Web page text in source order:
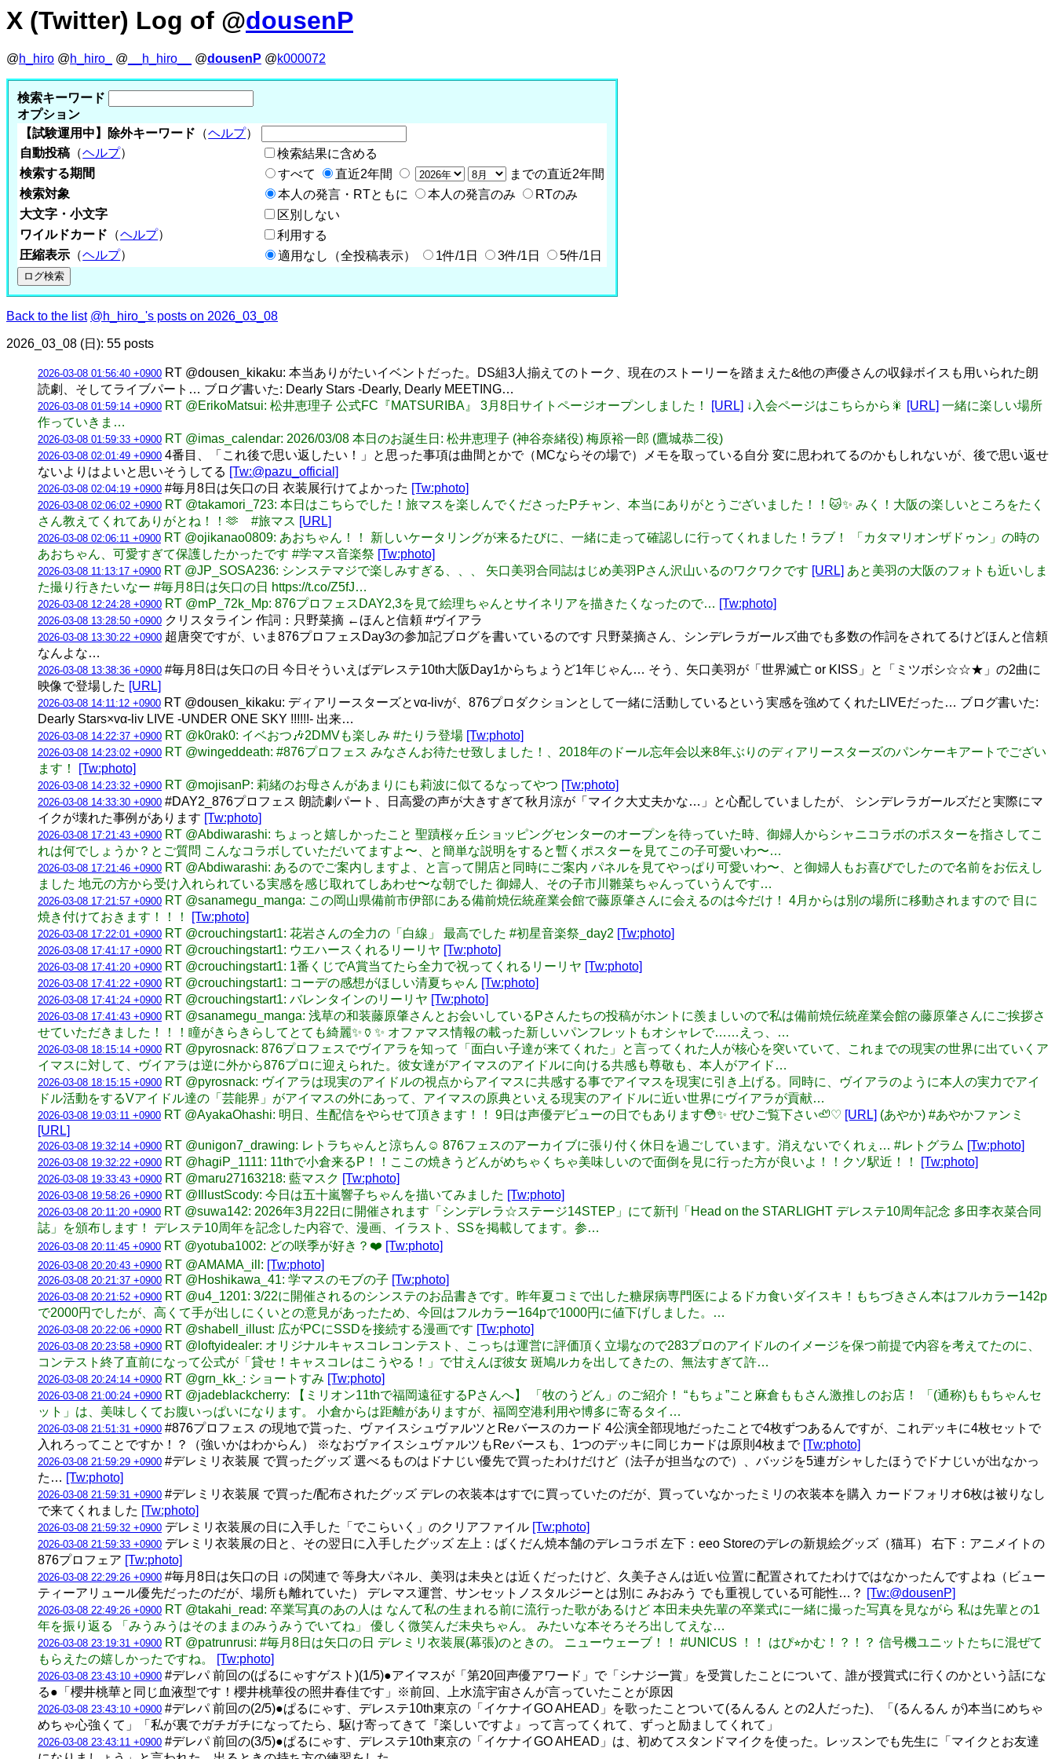
X (Twitter) Log of @dousenP
@h_hiro @h_hiro_ @ __h_hiro__ @dousenP @k000072
検索キーワード
オプション
【試験運用中】除外キーワード （ヘルプ）
自動投稿 （ヘルプ）
検索結果に含める
検索する期間
すべて 直近2年間
までの直近2年間
検索対象
本人の発言・RTともに 本人の発言のみ
RTのみ
大文字・小文字
区別しない
ワイルドカード （ヘルプ）
利用する
圧縮表示 （ヘルプ） 適用なし（全投稿表示） 1件/1日 3件/1日 5件/1日
Back to the list @h_hiro_'s posts on 2026_03_08
2026_03_08 (日): 55 posts
2026-03-08 01:56:40 +0900 RT @dousen_kikaku: 本当ありがたいイベントだった。DS組3人揃えてのトーク、現在のストーリーを踏まえた&他の声優さんの収録ボイスも用いられた朗
読劇、そしてライブパート… ブログ書いた: Dearly Stars -Dearly, Dearly MEETING…
2026-03-08 01:59:14 +0900 RT @ErikoMatsui: 松井恵理子 公式FC『MATSURIBA』 3月8日サイトページオープンしました！ [URL] ↓入会ページはこちらから🎇 [URL] 一緒に楽しい場所
作っていきま…
2026-03-08 01:59:33 +0900 RT @imas_calendar: 2026/03/08 本日のお誕生日: 松井恵理子 (神谷奈緒役) 梅原裕一郎 (鷹城恭二役)
2026-03-08 02:01:49 +0900 4番目、「これ後で思い返したい！」と思った事項は曲間とかで（MCならその場で）メモを取っている自分 変に思われてるのかもしれないが、後で思い返せ
ないよりはよいと思いそうしてる [Tw:@pazu_official]
2026-03-08 02:04:19 +0900 #毎月8日は矢口の日 衣装展行けてよかった [Tw:photo]
2026-03-08 02:06:02 +0900 RT @takamori_723: 本日はこちらでした！旅マスを楽しんでくださったPチャン、本当にありがとうございました！！🐱✨ みく！大阪の楽しいところをたく
さん教えてくれてありがとね！！🫶 #旅マス [URL]
2026-03-08 02:06:11 +0900 RT @ojikanao0809: あおちゃん！！ 新しいケータリングが来るたびに、一緒に走って確認しに行ってくれました！ラブ！ 「カタマリオンザドゥン」の時の
あおちゃん、可愛すぎて保護したかったです #学マス音楽祭 [Tw:photo]
2026-03-08 11:13:17 +0900 RT @JP_SOSA236: シンステマジで楽しみすぎる、、、 矢口美羽合同誌はじめ美羽Pさん沢山いるのワクワクです [URL] あと美羽の大阪のフォトも近いしま
た撮り行きたいなー #毎月8日は矢口の日 https://t.co/Z5fJ…
2026-03-08 12:24:28 +0900 RT @mP_72k_Mp: 876プロフェスDAY2,3を見て絵理ちゃんとサイネリアを描きたくなったので… [Tw:photo]
2026-03-08 13:28:50 +0900 クリスタライン 作詞：只野菜摘 ←ほんと信頼 #ヴイアラ
2026-03-08 13:30:22 +0900 超唐突ですが、いま876プロフェスDay3の参加記ブログを書いているのです 只野菜摘さん、シンデレラガールズ曲でも多数の作詞をされてるけどほんと信頼
なんよな…
2026-03-08 13:38:36 +0900 #毎月8日は矢口の日 今日そういえばデレステ10th大阪Day1からちょうど1年じゃん… そう、矢口美羽が「世界滅亡 or KISS」と「ミツボシ☆☆★」の2曲に
映像で登場した [URL]
2026-03-08 14:11:12 +0900 RT @dousen_kikaku: ディアリースターズとvα-livが、876プロダクションとして一緒に活動しているという実感を強めてくれたLIVEだった… ブログ書いた:
Dearly Stars×vα-liv LIVE -UNDER ONE SKY !!!!!!- 出来…
2026-03-08 14:22:37 +0900 RT @k0rak0: イベおつ🎶2DMVも楽しみ #たりラ登場 [Tw:photo]
2026-03-08 14:23:02 +0900 RT @wingeddeath: #876プロフェス みなさんお待たせ致しました！、2018年のドール忘年会以来8年ぶりのディアリースターズのパンケーキアートでござい
ます！
[Tw:photo]
2026-03-08 14:23:32 +0900 RT @mojisanP: 莉緒のお母さんがあまりにも莉波に似てるなってやつ [Tw:photo]
2026-03-08 14:33:30 +0900 #DAY2_876プロフェス 朗読劇パート、日高愛の声が大きすぎて秋月涼が「マイク大丈夫かな…」と心配していましたが、 シンデレラガールズだと実際にマ
イクが壊れた事例があります [Tw:photo]
2026-03-08 17:21:43 +0900 RT @Abdiwarashi: ちょっと嬉しかったこと 聖蹟桜ヶ丘ショッピングセンターのオープンを待っていた時、御婦人からシャニコラボのポスターを指さしてこ
れは何でしょうか？とご質問 こんなコラボしていただいてますよ〜、と簡単な説明をすると暫くポスターを見てこの子可愛いわ〜…
2026-03-08 17:21:46 +0900 RT @Abdiwarashi: あるのでご案内しますよ、と言って開店と同時にご案内 パネルを見てやっぱり可愛いわ〜、と御婦人もお喜びでしたので名前をお伝えし
ました 地元の方から受け入れられている実感を感じ取れてしあわせ〜な朝でした 御婦人、その子市川雛菜ちゃんっていうんです…
2026-03-08 17:21:57 +0900 RT @sanamegu_manga: この岡山県備前市伊部にある備前焼伝統産業会館で藤原肇さんに会えるのは今だけ！ 4月からは別の場所に移動されますので 目に
焼き付けておきます！！！
[Tw:photo]
2026-03-08 17:22:01 +0900 RT @crouchingstart1: 花岩さんの全力の「白線」 最高でした #初星音楽祭_day2 [Tw:photo]
2026-03-08 17:41:17 +0900 RT @crouchingstart1: ウエハースくれるリーリヤ [Tw:photo]
2026-03-08 17:41:20 +0900 RT @crouchingstart1: 1番くじでA賞当てたら全力で祝ってくれるリーリヤ [Tw:photo]
2026-03-08 17:41:22 +0900 RT @crouchingstart1: コーデの感想がほしい清夏ちゃん [Tw:photo]
2026-03-08 17:41:24 +0900 RT @crouchingstart1: バレンタインのリーリヤ [Tw:photo]
2026-03-08 17:41:43 +0900 RT @sanamegu_manga: 浅草の和装藤原肇さんとお会いしているPさんたちの投稿がホントに羨ましいので私は備前焼伝統産業会館の藤原肇さんにご挨拶さ
せていただきました！！！瞳がきらきらしてとても綺麗✨🏺✨ オファマス情報の載った新しいパンフレットもオシャレで……えっ、…
2026-03-08 18:15:14 +0900 RT @pyrosnack: 876プロフェスでヴイアラを知って「面白い子達が来てくれた」と言ってくれた人が核心を突いていて、これまでの現実の世界に出ていくア
イマスに対して、ヴイアラは逆に外から876プロに迎えられた。彼女達がアイマスのアイドルに向ける共感も尊敬も、本人がアイド…
2026-03-08 18:15:15 +0900 RT @pyrosnack: ヴイアラは現実のアイドルの視点からアイマスに共感する事でアイマスを現実に引き上げる。同時に、ヴイアラのように本人の実力でアイ
ドル活動をするVアイドル達の「芸能界」がアイマスの外にあって、アイマスの原典といえる現実のアイドルに近い世界にヴイアラが貢献…
2026-03-08 19:03:11 +0900 RT @AyakaOhashi: 明日、生配信をやらせて頂きます！！ 9日は声優デビューの日でもあります😳✨ ぜひご覧下さい🦥♡ [URL] (あやか) #あやかファンミ
[URL]
2026-03-08 19:32:14 +0900 RT @unigon7_drawing: レトラちゃんと涼ちん☺️ 876フェスのアーカイブに張り付く休日を過ごしています。消えないでくれぇ… #レトグラム [Tw:photo]
2026-03-08 19:32:22 +0900 RT @hagiP_1111: 11thで小倉来るP！！ここの焼きうどんがめちゃくちゃ美味しいので面倒を見に行った方が良いよ！！クソ駅近！！ [Tw:photo]
2026-03-08 19:33:43 +0900 RT @maru27163218: 藍マスク [Tw:photo]
2026-03-08 19:58:26 +0900 RT @IllustScody: 今日は五十嵐響子ちゃんを描いてみました [Tw:photo]
2026-03-08 20:11:20 +0900 RT @suwa142: 2026年3月22日に開催されます「シンデレラ☆ステージ14STEP」にて新刊「Head on the STARLIGHT デレステ10周年記念 多田李衣菜合同
誌」を頒布します！ デレステ10周年を記念した内容で、漫画、イラスト、SSを掲載してます。参…
2026-03-08 20:11:45 +0900 RT @yotuba1002: どの咲季が好き？❤️ [Tw:photo]
2026-03-08 20:20:43 +0900 RT @AMAMA_ill: [Tw:photo]
2026-03-08 20:21:37 +0900 RT @Hoshikawa_41: 学マスのモブの子 [Tw:photo]
2026-03-08 20:21:52 +0900 RT @u4_1201: 3/22に開催されるのシンステのお品書きです。昨年夏コミで出した糖尿病専門医によるドカ食いダイスキ！もちづきさん本はフルカラー142p
で2000円でしたが、高くて手が出しにくいとの意見があったため、今回はフルカラー164pで1000円に値下げしました。…
2026-03-08 20:22:06 +0900 RT @shabell_illust: 広がPCにSSDを接続する漫画です [Tw:photo]
2026-03-08 20:23:58 +0900 RT @loftyidealer: オリジナルキャスコレコンテスト、こっちは運営に評価頂く立場なので283プロのアイドルのイメージを保つ前提で内容を考えてたのに、
コンテスト終了直前になって公式が「貸せ！キャスコレはこうやる！」で甘えんぼ彼女 斑鳩ルカを出してきたの、無法すぎて許…
2026-03-08 20:24:14 +0900 RT @grn_kk_: ショートすみ [Tw:photo]
2026-03-08 21:00:24 +0900 RT @jadeblackcherry: 【ミリオン11thで福岡遠征するPさんへ】 「牧のうどん」のご紹介！ “もちょ”こと麻倉ももさん激推しのお店！ 「(通称)ももちゃんセ
ット」は、美味しくてお腹いっぱいになります。 小倉からは距離がありますが、福岡空港利用や博多に寄るタイ…
2026-03-08 21:51:31 +0900 #876プロフェス の現地で貰った、ヴァイスシュヴァルツとReバースのカード 4公演全部現地だったことで4枚ずつあるんですが、これデッキに4枚セットで
入れろってことですか！？（強いかはわからん） ※なおヴァイスシュヴァルツもReバースも、1つのデッキに同じカードは原則4枚まで [Tw:photo]
2026-03-08 21:59:29 +0900 #デレミリ衣装展 で買ったグッズ 選べるものはドナじい優先で買ったわけだけど（法子が担当なので）、バッジを5連ガシャしたほうでドナじいが出なかっ
た… [Tw:photo]
2026-03-08 21:59:31 +0900 #デレミリ衣装展 で買った/配布されたグッズ デレの衣装本はすでに買っていたのだが、買っていなかったミリの衣装本を購入 カードフォリオ6枚は被りなし
で来てくれました [Tw:photo]
2026-03-08 21:59:32 +0900 デレミリ衣装展の日に入手した「でこらいく」のクリアファイル [Tw:photo]
2026-03-08 21:59:33 +0900 デレミリ衣装展の日と、その翌日に入手したグッズ 左上：ばくだん焼本舗のデレコラボ 左下：eeo Storeのデレの新規絵グッズ（猫耳） 右下：アニメイトの
876プロフェア [Tw:photo]
2026-03-08 22:29:26 +0900 #毎月8日は矢口の日 ↓の関連で 等身大パネル、美羽は未央とは近くだったけど、久美子さんは近い位置に配置されてたわけではなかったんですよね（ビュー
ティーアリュール優先だったのだが、場所も離れていた） デレマス運営、サンセットノスタルジーとは別に みおみう でも重視している可能性…？ [Tw:@dousenP]
2026-03-08 22:49:26 +0900 RT @takahi_read: 卒業写真のあの人は なんて私の生まれる前に流行った歌があるけど 本田未央先輩の卒業式に一緒に撮った写真を見ながら 私は先輩との1
年を振り返る 「みうみうはそのままのみうみうでいてね」 優しく微笑んだ未央ちゃん。 みたいな本そろそろ出してえな…
2026-03-08 23:19:31 +0900 RT @patrunrusi: #毎月8日は矢口の日 デレミリ衣装展(幕張)のときの。 ニューウェーブ！！ #UNICUS ！！ はぴ⭐︎かむ！？！？ 信号機ユニットたちに混ぜて
もらえたの嬉しかったですね。
[Tw:photo]
2026-03-08 23:43:10 +0900 #デレパ 前回の(ぱるにゃすゲスト)(1/5)●アイマスが「第20回声優アワード」で「シナジー賞」を受賞したことについて、誰が授賞式に行くのかという話にな
る●「櫻井桃華と同じ血液型です！櫻井桃華役の照井春佳です」※前回、上水流宇宙さんが言っていたことが原因
2026-03-08 23:43:10 +0900 #デレパ 前回の(2/5)●ぱるにゃす、デレステ10th東京の「イケナイGO AHEAD」を歌ったことついて(るんるん との2人だった)、「(るんるん が)本当にめちゃ
めちゃ心強くて」「私が裏でガチガチになってたら、駆け寄ってきて『楽しいですよ』って言ってくれて、ずっと励ましてくれて」
2026-03-08 23:43:11 +0900 #デレパ 前回の(3/5)●ぱるにゃす、デレステ10th東京の「イケナイGO AHEAD」は、初めてスタンドマイクを使った。レッスンでも先生に「マイクとお友達